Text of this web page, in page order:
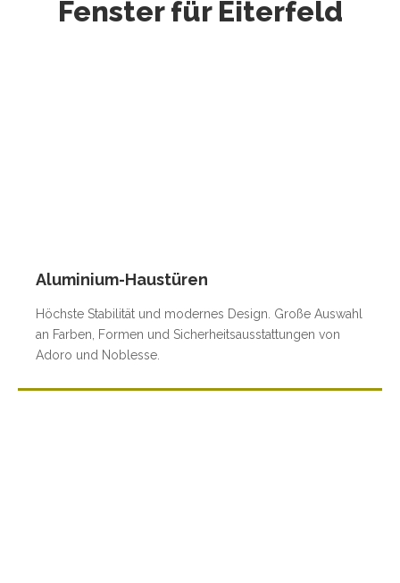
Fenster für Eiterfeld
Aluminium-Haustüren
Höchste Stabilität und modernes Design. Große Auswahl
an Farben, Formen und Sicherheitsausstattungen von
Adoro und Noblesse.